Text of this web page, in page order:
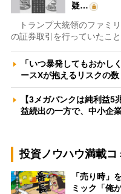
疑…
トランプ大統領のファミ
の証券取引を行っていたこ
「いつ暴発してもおかし
ースXが抱えるリスクの
【3メガバンクは純利益
益続出の一方で、中小企
投資ノウハウ満載コ
「売り時」
ミック「俺